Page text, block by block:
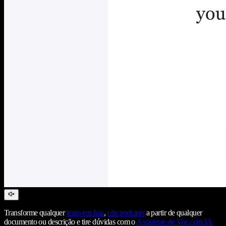
Transforme qualquertexto em fala,crie podcastsa partir de qualquer
documento ou descrição e tire dúvidas com oAssistente de Voz com IA